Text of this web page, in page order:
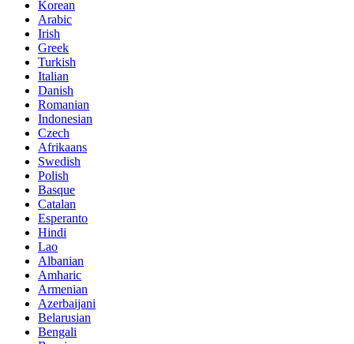
Korean
Arabic
Irish
Greek
Turkish
Italian
Danish
Romanian
Indonesian
Czech
Afrikaans
Swedish
Polish
Basque
Catalan
Esperanto
Hindi
Lao
Albanian
Amharic
Armenian
Azerbaijani
Belarusian
Bengali